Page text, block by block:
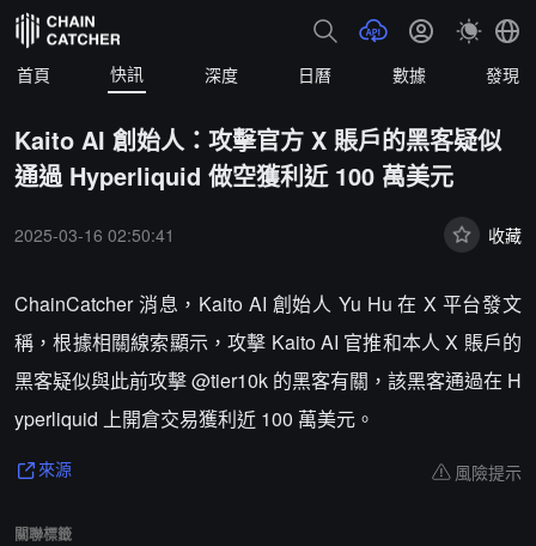
首頁 快訊 深度 日曆 數據 發現
Kaito AI 創始人：攻擊官方 X 賬戶的黑客疑似
通過 Hyperliquid 做空獲利近 100 萬美元
2025-03-16 02:50:41 收藏
ChainCatcher 消息，Kaito AI 創始人 Yu Hu 在 X 平台發文
稱，根據相關線索顯示，攻擊 Kaito AI 官推和本人 X 賬戶的
黑客疑似與此前攻擊 @tier10k 的黑客有關，該黑客通過在 H
yperliquid 上開倉交易獲利近 100 萬美元。
來源 風險提示
關聯標籤